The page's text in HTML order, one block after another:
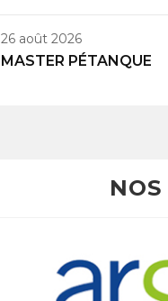
26 août 2026
MASTER PÉTANQUE